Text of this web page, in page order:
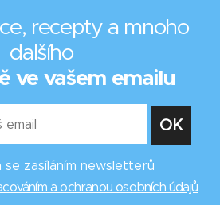
recepty a mnoho
dalšího
ve vašem emailu
se zasíláním newsletterů
a ochranou osobních údajů